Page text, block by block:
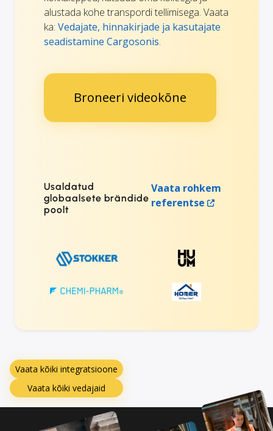
alustada kohe transpordi tellimisega. Vaata
ka: Vedajate, hinnakirjade ja kasutajate
seadistamine Cargosonis.
Broneeri videokõne
Usaldatud
globaalsete brändide
poolt
Vaata rohkem
referentse
Vaata kõiki integratsioone
Vaata kõiki vedajaid